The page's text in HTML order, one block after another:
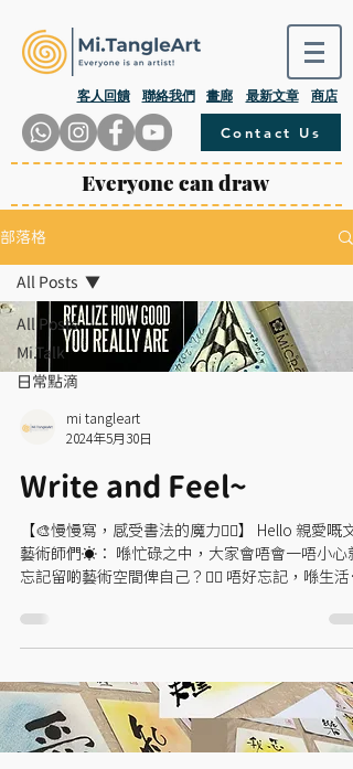
​客人回饋 畫廊
聯絡我們 最新文章 商店
Contact Us
Everyone can draw
部落格
All Posts
Mi.Talk
日常點滴
All Posts
mi tangleart
2024年5月30日
Write and Feel~
【🎨慢慢寫，感受書法的魔力✍🏻】 Hello 親愛嘅文
藝術師們☀️： 喺忙碌之中，大家會唔會一唔小心就
忘記留啲藝術空間俾自己？😮‍💨 唔好忘記，喺生活嘅
喺閒暇時光，攞起紙同筆，開始感受書法的魅力
吧！...